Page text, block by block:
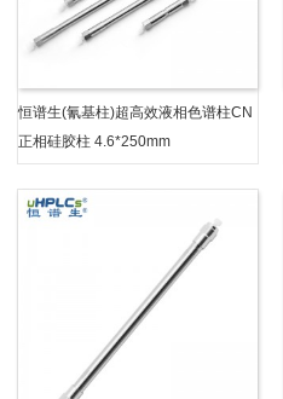
恒谱生(氰基柱)超高效液相色谱柱CN
正相硅胶柱 4.6*250mm